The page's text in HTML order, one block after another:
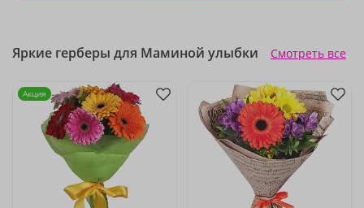
Яркие герберы для Маминой улыбки Смотреть все
Акция